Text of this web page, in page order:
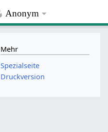
Anonym
Mehr
Spezialseite
Druckversion